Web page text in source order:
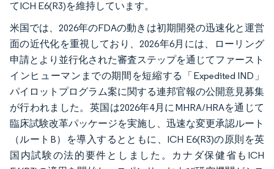
てICH E6(R3)を維持しています。
米国では、2026年のFDAの動きは初期開発の迅速化と運営
面の近代化を重視しており、2026年6月には、ローリング
申請とより並行化された審査ステップを通じてファースト
インヒューマンまでの期間を短縮する「Expedited IND」
パイロットプログラム案に関する連邦官報の公開意見募集
が行われました。英国は2026年4月にMHRA/HRAを通じて
臨床試験改革パッケージを実施し、迅速な変更承認ルート
（ルートB）を導入するとともに、ICH E6(R3)の原則を英
国内試験の法的要件としました。カナダ保健省もICH